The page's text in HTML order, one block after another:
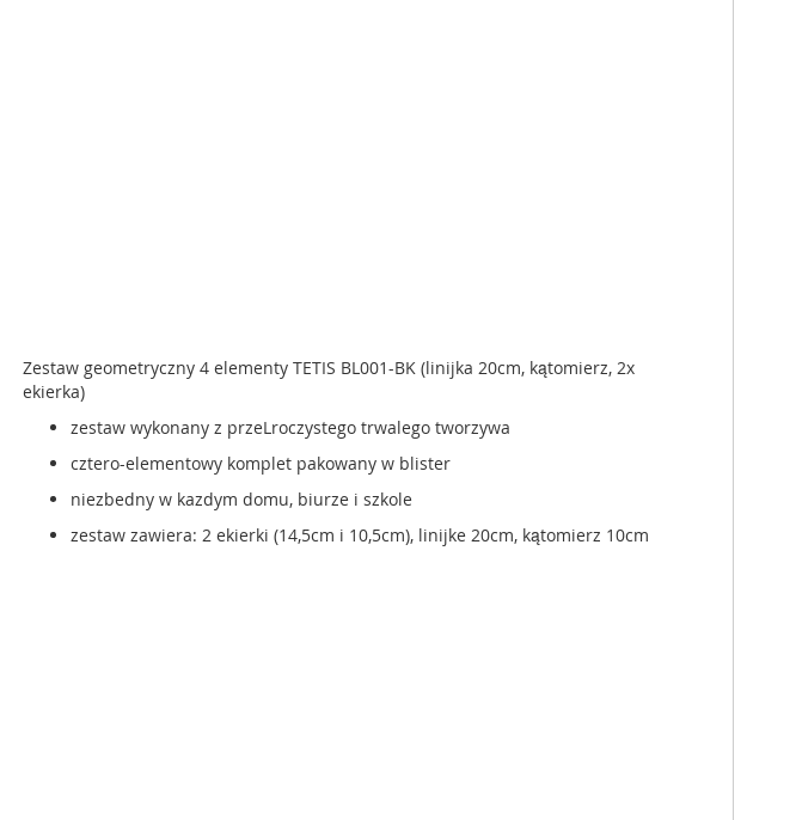
Zestaw geometryczny 4 elementy TETIS BL001-BK (linijka 20cm, kątomierz, 2x
ekierka)
zestaw wykonany z przeLroczystego trwalego tworzywa
cztero-elementowy komplet pakowany w blister
niezbedny w kazdym domu, biurze i szkole
zestaw zawiera: 2 ekierki (14,5cm i 10,5cm), linijke 20cm, kątomierz 10cm